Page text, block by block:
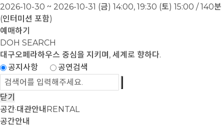
2026-10-30 ~ 2026-10-31 (금) 14:00, 19:30 (토) 15:00 / 140분
(인터미션 포함)
예매하기
DOH SEARCH
대구오페라하우스 중심을 지키며, 세계로 향하다.
공지사항
공연검색
닫기
공간·대관안내 RENTAL
공간안내